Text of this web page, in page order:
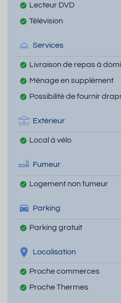
Lecteur DVD
Télévision
Services
Livraison de repas à
Ménage en supplément
Possibilité de fournir
Extérieur
Local à vélo
Fumeur
Logement non fumeur
Parking
Parking gratuit
Localisation
Proche commerces
Proche Thermes